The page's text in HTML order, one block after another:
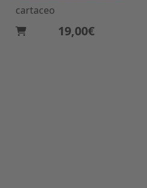
cartaceo
19,00€